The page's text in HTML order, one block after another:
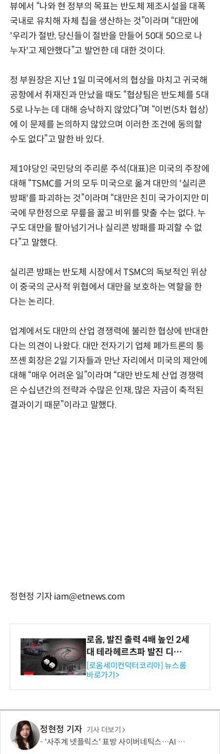
뷰에서 “나와 현 정부의 목표는 반도체 제조시설을 대폭
국내로 유치해 자체 칩을 생산하는 것”이라며 “대만에
'우리가 절반, 당신들이 절반을 만들어 50대 50으로 나
누자'고 제안했다”고 발언한 데 대한 것이다.
정 부원장은 지난 1일 미국에서의 협상을 마치고 귀국해
공항에서 취재진과 만났을 때도 “협상팀은 반도체를 5대
5로 나누는 데 대해 승낙하지 않았다”며 “이번(5차 협상)
에 이 문제를 논의하지 않았으며 이러한 조건에 동의할
수도 없다”고 말한 바 있다.
제1야당인 국민당의 주리룬 주석(대표)은 미국의 주장에
대해 “TSMC를 거의 모두 미국으로 옮겨 대만의 '실리콘
방패'를 파괴하는 것”이라며 “대만은 친미 국가이지만 미
국에 무한정으로 무릎을 꿇고 비위를 맞출 수는 없다. 누
구도 대만을 팔아넘기거나 실리콘 방패를 파괴할 수 없
다”고 말했다.
실리콘 방패는 반도체 시장에서 TSMC의 독보적인 위상
이 중국의 군사적 위협에서 대만을 보호하는 역할을 한
다는 논리다.
업계에서도 대만의 산업 경쟁력에 불리한 협상에 반대한
다는 의견이 나왔다. 대만 전자기기 업체 페가트론의 퉁
쯔셴 회장은 2일 기자들과 만난 자리에서 미국의 제안에
대해 “매우 어려운 일”이라며 “대만 반도체 산업 경쟁력
은 수십년간의 전략과 수많은 인재, 많은 자금이 축적된
결과이기 때문”이라고 말했다.
정현정 기자 iam@etnews.com
로옴, 발진 출력 4배 높인 2세
대 테라헤르츠파 발진 디바이
스 개발
[로옴세미컨덕터코리아] 뉴스룸
바로가기>
정현정 기자 기사 더보기
'사주계 넷플릭스' 표방 사이버네틱스…AI 사주로 MAU 100만 돌파